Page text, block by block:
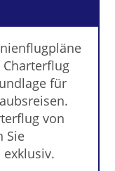
für
von
Sie